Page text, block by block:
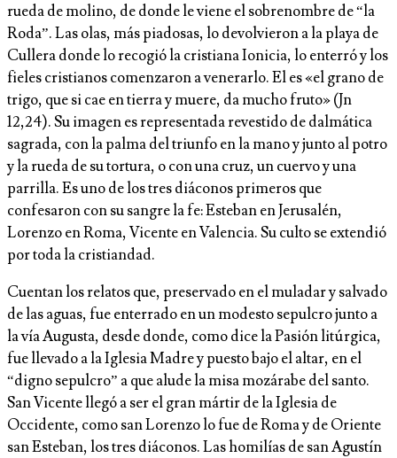
rueda de molino, de donde le viene el sobrenombre de “la
Roda”. Las olas, más piadosas, lo devolvieron a la playa de
Cullera donde lo recogió la cristiana Ionicia, lo enterró y los
fieles cristianos comenzaron a venerarlo. El es «el grano de
trigo, que si cae en tierra y muere, da mucho fruto» (Jn
12,24). Su imagen es representada revestido de dalmática
sagrada, con la palma del triunfo en la mano y junto al potro
y la rueda de su tortura, o con una cruz, un cuervo y una
parrilla. Es uno de los tres diáconos primeros que
confesaron con su sangre la fe: Esteban en Jerusalén,
Lorenzo en Roma, Vicente en Valencia. Su culto se extendió
por toda la cristiandad.
Cuentan los relatos que, preservado en el muladar y salvado
de las aguas, fue enterrado en un modesto sepulcro junto a
la vía Augusta, desde donde, como dice la Pasión litúrgica,
fue llevado a la Iglesia Madre y puesto bajo el altar, en el
“digno sepulcro” a que alude la misa mozárabe del santo.
San Vicente llegó a ser el gran mártir de la Iglesia de
Occidente, como san Lorenzo lo fue de Roma y de Oriente
san Esteban, los tres diáconos. Las homilías de san Agustín